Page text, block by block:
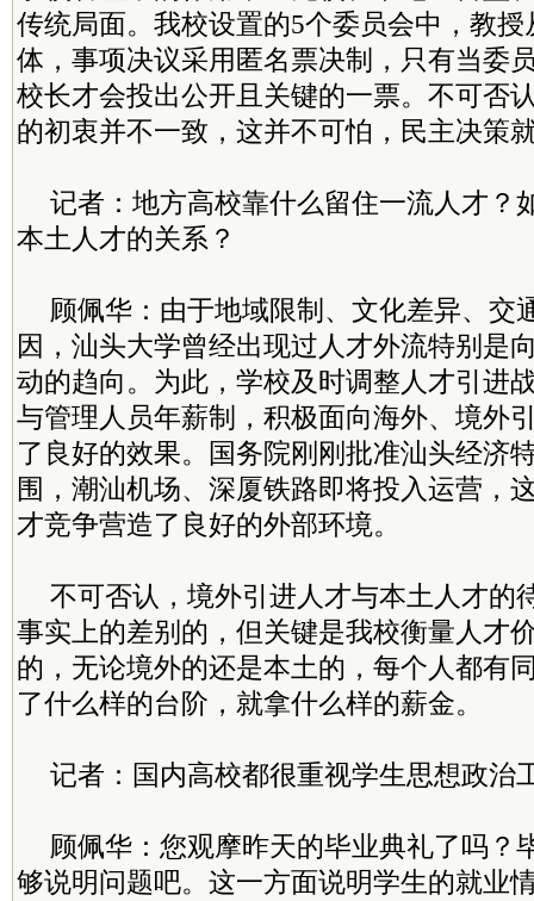
传统局面。我校设置的5个委员会中，教
体，事项决议采用匿名票决制，只有当委
校长才会投出公开且关键的一票。不可否
的初衷并不一致，这并不可怕，民主决策
记者：地方高校靠什么留住一流人才？
本土人才的关系？
顾佩华：由于地域限制、文化差异、交
因，汕头大学曾经出现过人才外流特别是
动的趋向。为此，学校及时调整人才引进
与管理人员年薪制，积极面向海外、境外
了良好的效果。国务院刚刚批准汕头经济
围，潮汕机场、深厦铁路即将投入运营，
才竞争营造了良好的外部环境。
不可否认，境外引进人才与本土人才的
事实上的差别的，但关键是我校衡量人才
的，无论境外的还是本土的，每个人都有
了什么样的台阶，就拿什么样的薪金。
记者：国内高校都很重视学生思想政治
顾佩华：您观摩昨天的毕业典礼了吗？
够说明问题吧。这一方面说明学生的就业